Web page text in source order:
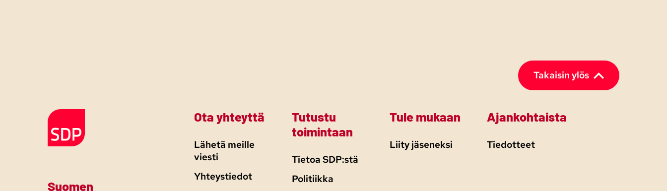
Takaisin ylös
Etusivulle
Suomen
Ota yhteyttä
Lähetä meille
viesti
Yhteystiedot
Tutustu
toimintaan
Tietoa SDP:stä
Politiikka
Tule mukaan
Liity jäseneksi
Ajankohtaista
Tiedotteet